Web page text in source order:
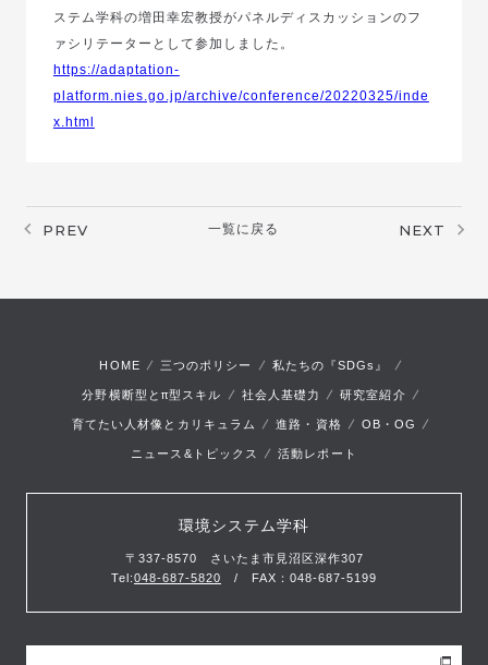
ステム学科の増田幸宏教授がパネルディスカッションのフ
ァシリテーターとして参加しました。
https://adaptation-
platform.nies.go.jp/archive/conference/20220325/inde
x.html
PREV 一覧に戻る NEXT
HOME 三つのポリシー 私たちの『SDGs』
分野横断型と π型スキル 社会人基礎力 研究室紹介
育てたい人材像とカリキュラム 進路・資格 OB・OG
ニュース&トピックス 活動レポート
環境システム学科
〒337-8570 さいたま市見沼区深作307
Tel:048-687-5820 / FAX：048-687-5199